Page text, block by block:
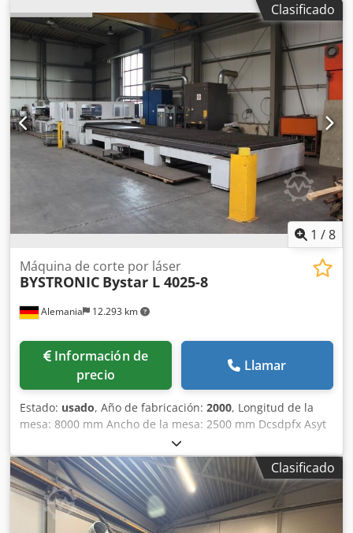
X/Y: 3000mm/1500mm, dimensiones de corte X/Y/Z:
3000mm/1500mm/170mm, velocidad de posicionamiento:
80m/min, velocidad de posicionamiento simultáneo:
113m/min, aceleración: 4,5m/s², precisión de
posicionamiento: +/-0,1mm, repetibilidad: +/-0,05mm, peso
máximo de la pieza: 890kg, espesor máximo de chapa
acero al carbono/acero inoxidable/aluminio:
25mm/20mm/12mm. Dimensiones de la máquina X/Y/Z:
aprox. 12900mm/6100mm/2100mm, peso: aprox. 13.500kg,
horas de láser: 58.157h, horas de soplador: 93.930h, horas
de bomba: 10.398h. Incluye unidad de refrigeración de
agua, sin sistema de aspiración. El control fue
completamente renovado en el año 2025. Documentación
disponible. Es posible una inspección in situ. Dcedpfx
Clasificado
1 /8
Alemania 12.293 km
Máquina de corte por láser
BYSTRONIC Bystar L 4025-8
Información de
precio
Llamar
Estado: usado, Año de fabricación: 2000, Longitud de la
mesa: 8000 mm Ancho de la mesa: 2500 mm Dcsdpfx Asyt
Rz Rohlek Número de cabezales de corte: 1 Control:
Selectron CNC 96 Potencia: 4 kW Equipamiento: - Sistema
automático de cambio de mesa para aumentar la
productividad, permitiendo la carga y descarga durante el
proceso de corte. - Sistema de operación nocturna para el
procesamiento de chapas de hasta 8000 mm de longitud. -
Clasificado